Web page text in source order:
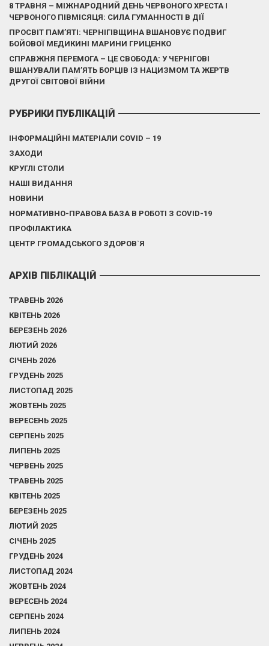
8 ТРАВНЯ – МІЖНАРОДНИЙ ДЕНЬ ЧЕРВОНОГО ХРЕСТА І
ЧЕРВОНОГО ПІВМІСЯЦЯ: СИЛА ГУМАННОСТІ В ДІЇ
ПРОСВІТ ПАМ’ЯТІ: ЧЕРНІГІВЩИНА ВШАНОВУЄ ПОДВИГ
БОЙОВОЇ МЕДИКИНІ МАРИНИ ГРИЦЕНКО
СПРАВЖНЯ ПЕРЕМОГА – ЦЕ СВОБОДА: У ЧЕРНІГОВІ
ВШАНУВАЛИ ПАМ’ЯТЬ БОРЦІВ ІЗ НАЦИЗМОМ ТА ЖЕРТВ
ДРУГОЇ СВІТОВОЇ ВІЙНИ
РУБРИКИ ПУБЛІКАЦІЙ
ІНФОРМАЦІЙНІ МАТЕРІАЛИ COVID – 19
ЗАХОДИ
КРУГЛІ СТОЛИ
НАШІ ВИДАННЯ
НОВИНИ
НОРМАТИВНО-ПРАВОВА БАЗА В РОБОТІ З COVID-19
ПРОФІЛАКТИКА
ЦЕНТР ГРОМАДСЬКОГО ЗДОРОВ`Я
АРХІВ ПІБЛІКАЦІЙ
ТРАВЕНЬ 2026
КВІТЕНЬ 2026
БЕРЕЗЕНЬ 2026
ЛЮТИЙ 2026
СІЧЕНЬ 2026
ГРУДЕНЬ 2025
ЛИСТОПАД 2025
ЖОВТЕНЬ 2025
ВЕРЕСЕНЬ 2025
СЕРПЕНЬ 2025
ЛИПЕНЬ 2025
ЧЕРВЕНЬ 2025
ТРАВЕНЬ 2025
КВІТЕНЬ 2025
БЕРЕЗЕНЬ 2025
ЛЮТИЙ 2025
СІЧЕНЬ 2025
ГРУДЕНЬ 2024
ЛИСТОПАД 2024
ЖОВТЕНЬ 2024
ВЕРЕСЕНЬ 2024
СЕРПЕНЬ 2024
ЛИПЕНЬ 2024